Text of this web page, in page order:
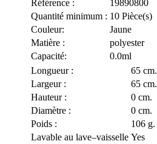
Référence :
19890800
Quantité minimum : 10 Pièce(s)
Couleur:
Jaune
Matière :
polyester
Capacité:
0.0ml
Longueur :
65 cm.
Largeur :
65 cm.
Hauteur :
0 cm.
Diamètre :
0 cm.
Poids :
106 g.
Lavable au lave–vaisselle Yes